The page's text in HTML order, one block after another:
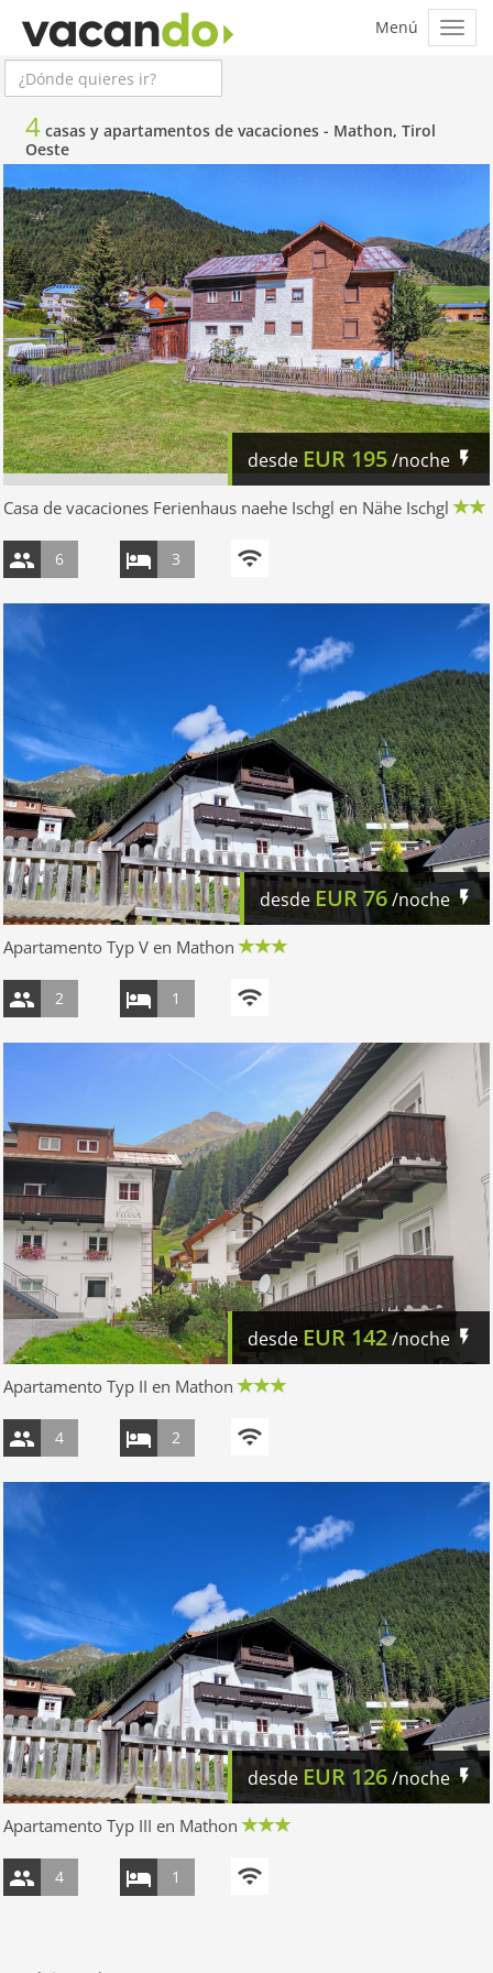
4 casas y apartamentos de vacaciones - Mathon, Tirol
Oeste
desde EUR 195/noche
Casa de vacaciones Ferienhaus naehe Ischgl en Nähe Ischgl
6 3
desde EUR76/noche
Apartamento Typ V en Mathon
2 1
desde EUR 142/noche
Apartamento Typ II en Mathon
4 2
desde EUR 126/noche
Apartamento Typ III en Mathon
4 1